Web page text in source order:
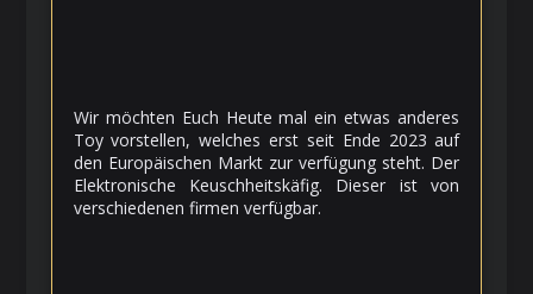
Wir möchten Euch Heute mal ein etwas anderes
Toy vorstellen, welches erst seit Ende 2023 auf
den Europäischen Markt zur verfügung steht. Der
Elektronische Keuschheitskäfig. Dieser ist von
verschiedenen firmen verfügbar.